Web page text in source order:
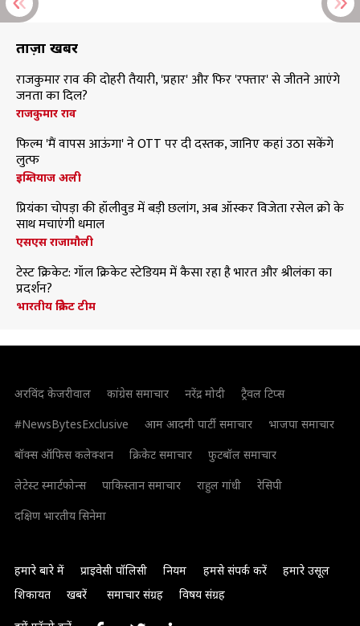
ताज़ा खबरें
राजकुमार राव की दोहरी तैयारी, 'प्रहार' और फिर 'रफ्तार' से जीतने आएंगे
जनता का दिल?
राजकुमार राव
फिल्म 'मैं वापस आऊंगा' ने OTT पर दी दस्तक, जानिए कहां उठा सकेंगे
लुत्फ
इम्तियाज अली
प्रियंका चोपड़ा की हॉलीवुड में बड़ी छलांग, अब ऑस्कर विजेता रसेल क्रो के
साथ मचाएंगी धमाल
एसएस राजामौली
टेस्ट क्रिकेट: गॉल क्रिकेट स्टेडियम में कैसा रहा है भारत और श्रीलंका का
प्रदर्शन?
भारतीय क्रिकेट टीम
अरविंद केजरीवाल कांग्रेस समाचार नरेंद्र मोदी
ट्रैवल टिप्स
#NewsBytesExclusive
आम आदमी पार्टी समाचार
भाजपा समाचार
बॉक्स ऑफिस कलेक्शन
क्रिकेट समाचार
फुटबॉल समाचार
लेटेस्ट स्मार्टफोन्स
पाकिस्तान समाचार राहुल गांधी
रेसिपी
दक्षिण भारतीय सिनेमा
हमारे बारे में प्राइवेसी पॉलिसी नियम हमसे संपर्क करें
हमारे उसूल
शिकायत
खबरें समाचार संग्रह विषय संग्रह